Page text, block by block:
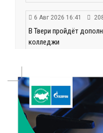
6 Авг 2026 16:41
В Твери пройдёт
колледжи
Исследование:
кешбэка создает волны
6 Авг 2026 16:28